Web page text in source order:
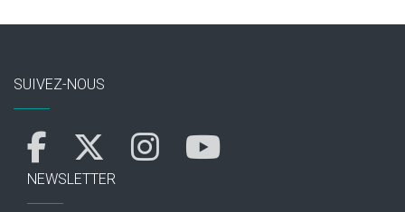
SUIVEZ-NOUS
NEWSLETTER